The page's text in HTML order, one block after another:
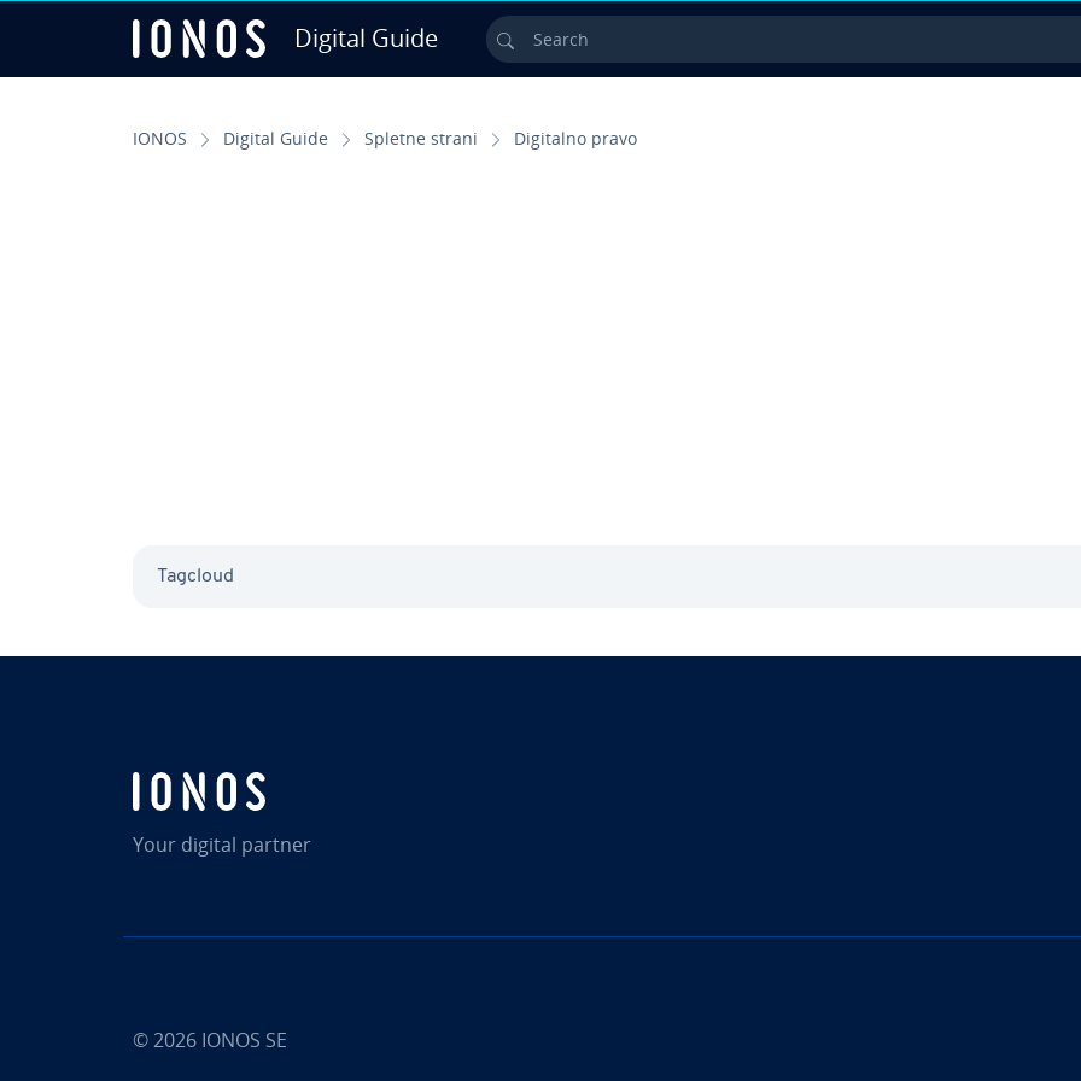
Digital Guide Search
IONOS Digital Guide Spletne strani Digitalno pravo
Tagcloud
Your digital partner
© 2026 IONOS SE